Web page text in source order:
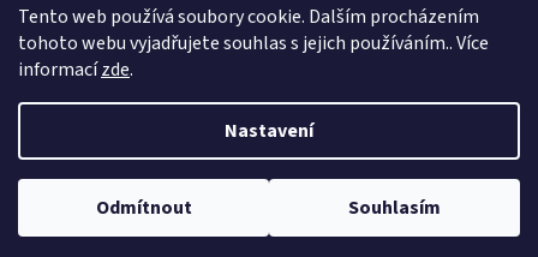
Tento web používá soubory cookie. Dalším procházením
tohoto webu vyjadřujete souhlas s jejich používáním.. Více
informacízde.
Nastavení
Odmítnout Souhlasím
Formulář pro uplatnění reklamace
Vytvořil Shoptet
Copyright 2026SP TREND . Všechna práva vyhrazena.